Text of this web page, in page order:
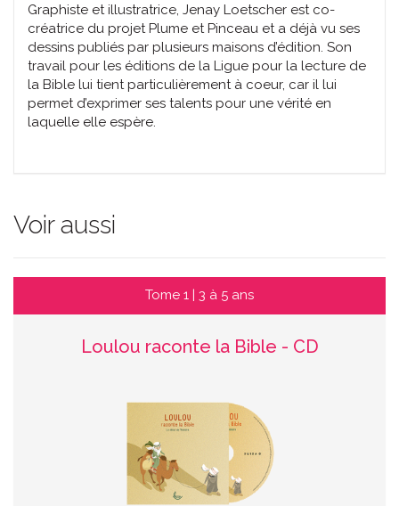
Graphiste et illustratrice, Jenay Loetscher est co-
créatrice du projet Plume et Pinceau et a déjà vu ses
dessins publiés par plusieurs maisons d’édition. Son
travail pour les éditions de la Ligue pour la lecture de
la Bible lui tient particulièrement à coeur, car il lui
permet d’exprimer ses talents pour une vérité en
laquelle elle espère.
Voir aussi
Tome 1 | 3 à 5 ans
Loulou raconte la Bible - CD